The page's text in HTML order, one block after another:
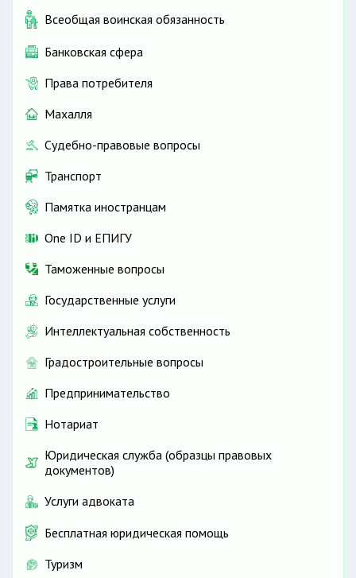
Всеобщая воинская обязанность
Банковская сфера
Права потребителя
Махалля
Судебно-правовые вопросы
Транспорт
Памятка иностранцам
One ID и ЕПИГУ
Таможенные вопросы
Государственные услуги
Интеллектуальная собственность
Градостроительные вопросы
Предпринимательство
Нотариат
Юридическая служба (образцы правовых
документов)
Услуги адвоката
Бесплатная юридическая помощь
Туризм